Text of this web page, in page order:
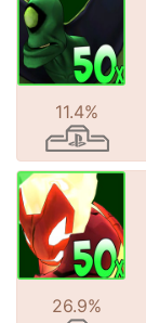
11.4%
26.9%